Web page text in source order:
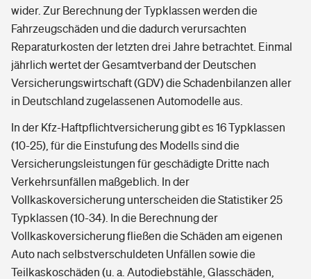
wider. Zur Berechnung der Typklassen werden die
Fahrzeugschäden und die dadurch verursachten
Reparaturkosten der letzten drei Jahre betrachtet. Einmal
jährlich wertet der Gesamtverband der Deutschen
Versicherungswirtschaft (GDV) die Schadenbilanzen aller
in Deutschland zugelassenen Automodelle aus.
In der Kfz-Haftpflichtversicherung gibt es 16 Typklassen
(10-25), für die Einstufung des Modells sind die
Versicherungsleistungen für geschädigte Dritte nach
Verkehrsunfällen maßgeblich. In der
Vollkaskoversicherung unterscheiden die Statistiker 25
Typklassen (10-34). In die Berechnung der
Vollkaskoversicherung fließen die Schäden am eigenen
Auto nach selbstverschuldeten Unfällen sowie die
Teilkaskoschäden (u. a. Autodiebstähle, Glasschäden,